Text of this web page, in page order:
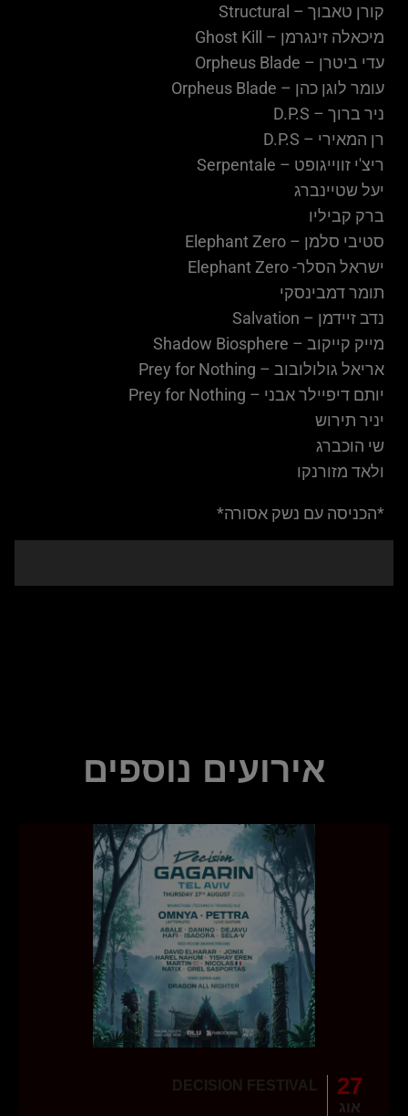
קורן טאבוך – Structural
מיכאלה זינגרמן – Ghost Kill
עדי ביטרן – Orpheus Blade
עומר לוגן כהן – Orpheus Blade
ניר ברוך – D.P.S
רן המאירי – D.P.S
ריצ'י זווייגופט – Serpentale
יעל שטיינברג
ברק קביליו
סטיבי סלמן – Elephant Zero
ישראל הסלר- Elephant Zero
תומר דמבינסקי
נדב זיידמן – Salvation
מייק קייקוב – Shadow Biosphere
אריאל גולולובוב – Prey for Nothing
יותם דיפיילר אבני – Prey for Nothing
יניר תירוש
שי הוכברג
ולאד מזורנקו
*הכניסה עם נשק אסורה*
אירועים נוספים
27
אוג
DECISION FESTIVAL